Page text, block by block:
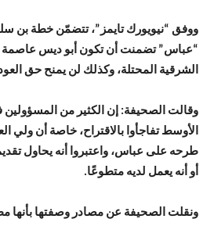
ووفق “نيويورك تايمز”، تتضمّن خطة بن
“عباس” تضمنت أن تكون أبو ديس
الشرقية المحتلة، وكذلك لن يمنح حق
وقالت الصحيفة: إن الكثير من
الأوسط تفاجأوا بالاقتراح، خاصة أن ولي
طرحه على عباس، واعتبروا أنه يحاول
أو أنه يعمل لديه متطوعًا.
ونقلت الصحيفة عن مصادر وصفتها بأنها